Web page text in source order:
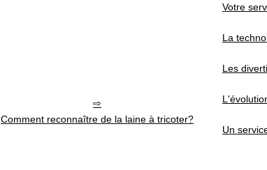
Comment reconnaître de la laine à tricoter?
Votre
La
Les
Un